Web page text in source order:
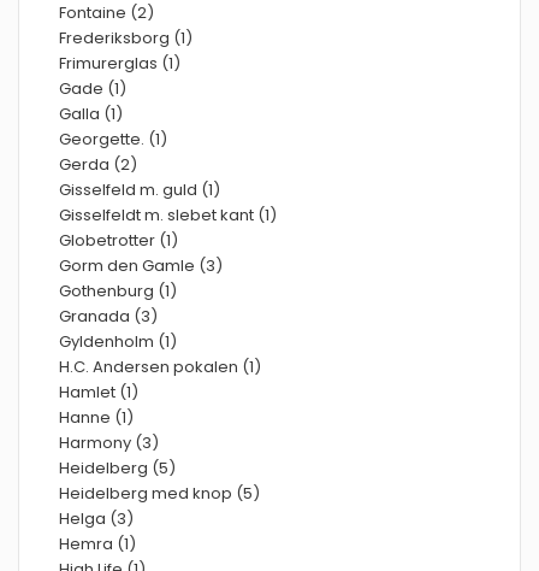
Fontaine (2)
Frederiksborg (1)
Frimurerglas (1)
Gade (1)
Galla (1)
Georgette. (1)
Gerda (2)
Gisselfeld m. guld (1)
Gisselfeldt m. slebet kant (1)
Globetrotter (1)
Gorm den Gamle (3)
Gothenburg (1)
Granada (3)
Gyldenholm (1)
H.C. Andersen pokalen (1)
Hamlet (1)
Hanne (1)
Harmony (3)
Heidelberg (5)
Heidelberg med knop (5)
Helga (3)
Hemra (1)